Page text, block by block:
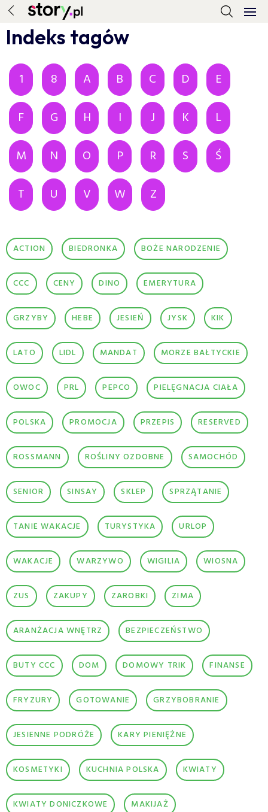
Indeks tagów
1 8 A B C D
E
F
G H I J K
L
M
N O P R S
Ś
T
U V W Z
ACTION BIEDRONKA BOŻE NARODZENIE
CCC CENY DINO EMERYTURA
GRZYBY HEBE JESIEŃ JYSK KIK
LATO LIDL MANDAT MORZE BAŁTYCKIE
OWOC PRL PEPCO PIELĘGNACJA CIAŁA
POLSKA PROMOCJA PRZEPIS RESERVED
ROSSMANN ROŚLINY OZDOBNE SAMOCHÓD
SENIOR SINSAY SKLEP SPRZĄTANIE
TANIE WAKACJE TURYSTYKA URLOP
WAKACJE WARZYWO WIGILIA WIOSNA
ZUS ZAKUPY ZAROBKI ZIMA
ARANŻACJA WNĘTRZ BEZPIECZEŃSTWO
BUTY CCC DOM DOMOWY TRIK FINANSE
FRYZURY GOTOWANIE GRZYBOBRANIE
JESIENNE PODRÓŻE KARY PIENIĘŻNE
KOSMETYKI KUCHNIA POLSKA KWIATY
KWIATY DONICZKOWE MAKIJAŻ